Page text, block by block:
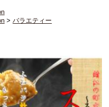
>バラエティー